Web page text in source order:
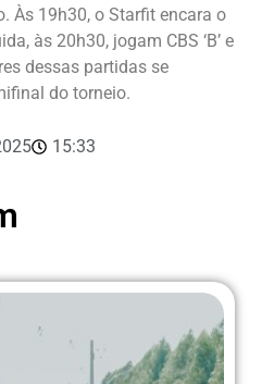
Às 19h30, o Starfit encara o
às 20h30, jogam CBS ‘B’ e
dessas partidas se
do torneio.
15:33